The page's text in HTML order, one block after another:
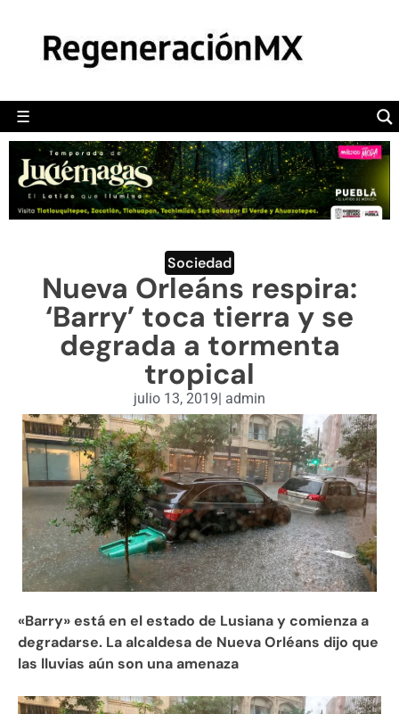
☰
POLÍTICA
CAMALEÓN
OPINIÓN
DEPORTES
ENGLISH SECTION
VIDEOS
Sociedad
Nueva Orleáns respira:
‘Barry’ toca tierra y se
degrada a tormenta
tropical
julio 13, 2019| admin
«Barry» está en el estado de Lusiana y comienza a
degradarse. La alcaldesa de Nueva Orléans dijo que
las lluvias aún son una amenaza